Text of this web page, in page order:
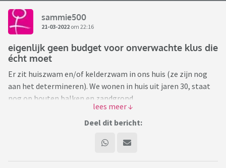
sammie500
21-03-2022 om 22:16
eigenlijk geen budget voor onverwachte klus die
écht moet
Er zit huiszwam en/of kelderzwam in ons huis (ze zijn nog
aan het determineren). We wonen in huis uit jaren 30, staat
nog op houten balken en zandgrond.
Nu ontdekten we per toeval die zwam, en heb ik gewoon
torenhoog (denk: tienduizendEN 😱). Dat geld hebben we
simpelweg niet, ik ben in behandeling voor PTSS en werk
Deel dit bericht: